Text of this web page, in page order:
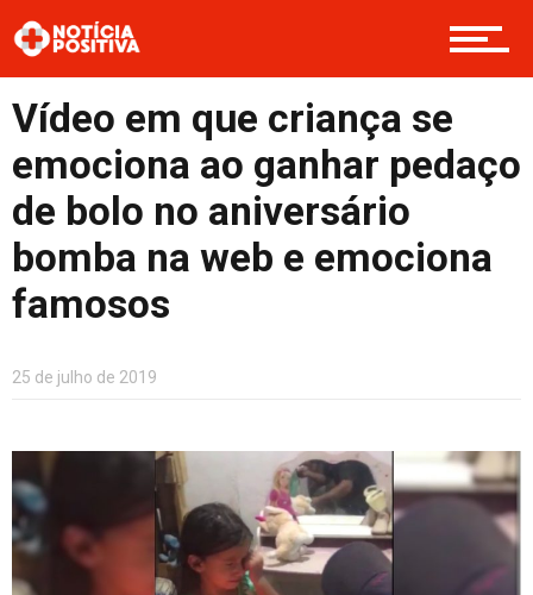
Contato
Vídeo em que criança se
emociona ao ganhar pedaço
de bolo no aniversário
bomba na web e emociona
famosos
25 de julho de 2019